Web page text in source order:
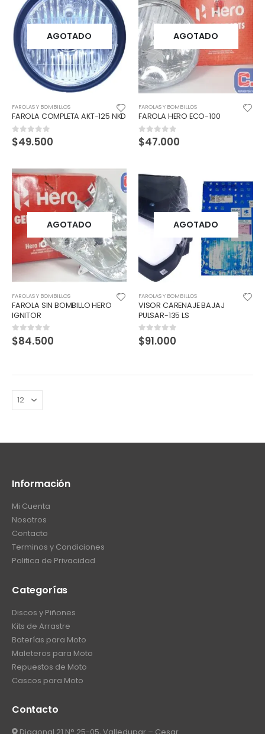
AGOTADO
FAROLAS Y BOMBILLOS
FAROLA COMPLETA AKT-125 NKD
0out of 5
$49.500
AGOTADO
FAROLAS Y BOMBILLOS
FAROLA HERO ECO-100
0out of 5
$47.000
AGOTADO
FAROLAS Y BOMBILLOS
FAROLA SIN BOMBILLO HERO
IGNITOR
0out of 5
$84.500
AGOTADO
FAROLAS Y BOMBILLOS
VISOR CARENAJE BAJAJ
PULSAR-135 LS
0out of 5
$91.000
Información
Mi Cuenta
Nosotros
Contacto
Terminos y Condiciones
Politica de Privacidad
Categorías
Discos y Piñones
Kits de Arrastre
Baterías para Moto
Maleteros para Moto
Repuestos de Moto
Cascos para Moto
Contacto